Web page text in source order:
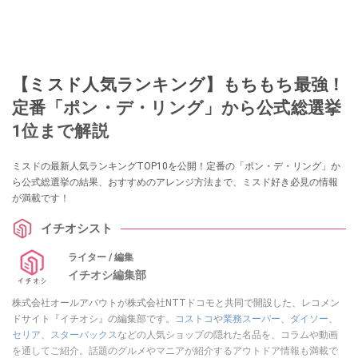
【ミスド人気ランキング】もちもち最強！
定番「ポン・デ・リング」から公式総選挙
1位まで解説
ミスドの最新人気ランキングTOP10を公開！定番の「ポン・デ・リング」か
ら公式総選挙の結果、おすすめのアレンジ方法まで、ミスド好き必見の情報
が満載です！
イチオシスト
ライター / 編集
イチオシ編集部
株式会社オールアバウトが株式会社NTTドコモと共同で開設した、レコメン
ドサイト『イチオシ』の編集部です。
コストコや業務スーパー、 ダイソー、
セリア、 スターバックスなどの人気ショップの隠れた名品を、コラムや動画
を通してご紹介。話題のグルメやマニアが紹介するアウトドア情報も満載で